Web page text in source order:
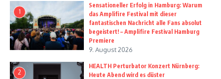
1
Sensationeller Erfolg in Hamburg: Warum
das Amplifire Festival mit dieser
fantastischen Nachricht alle Fans absolut
begeistert! – Amplifire Festival Hamburg
Premiere
9. August 2026
2
HEALTH Perturbator Konzert Nürnberg:
Heute Abend wird es düster